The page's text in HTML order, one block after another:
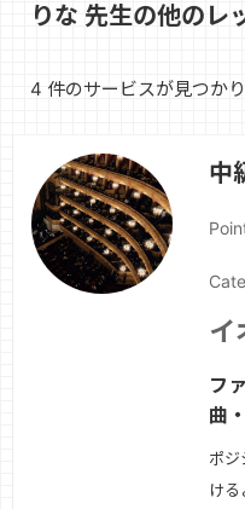
りな 先生の他のレ
4 件のサービスが見つかり
中
イ
フ
曲
ポジ
け